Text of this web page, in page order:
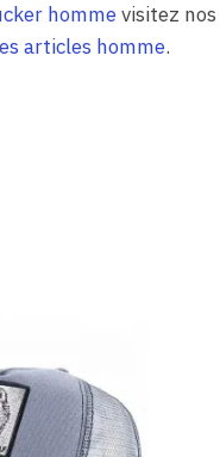
hommevisitez nos
articles homme.